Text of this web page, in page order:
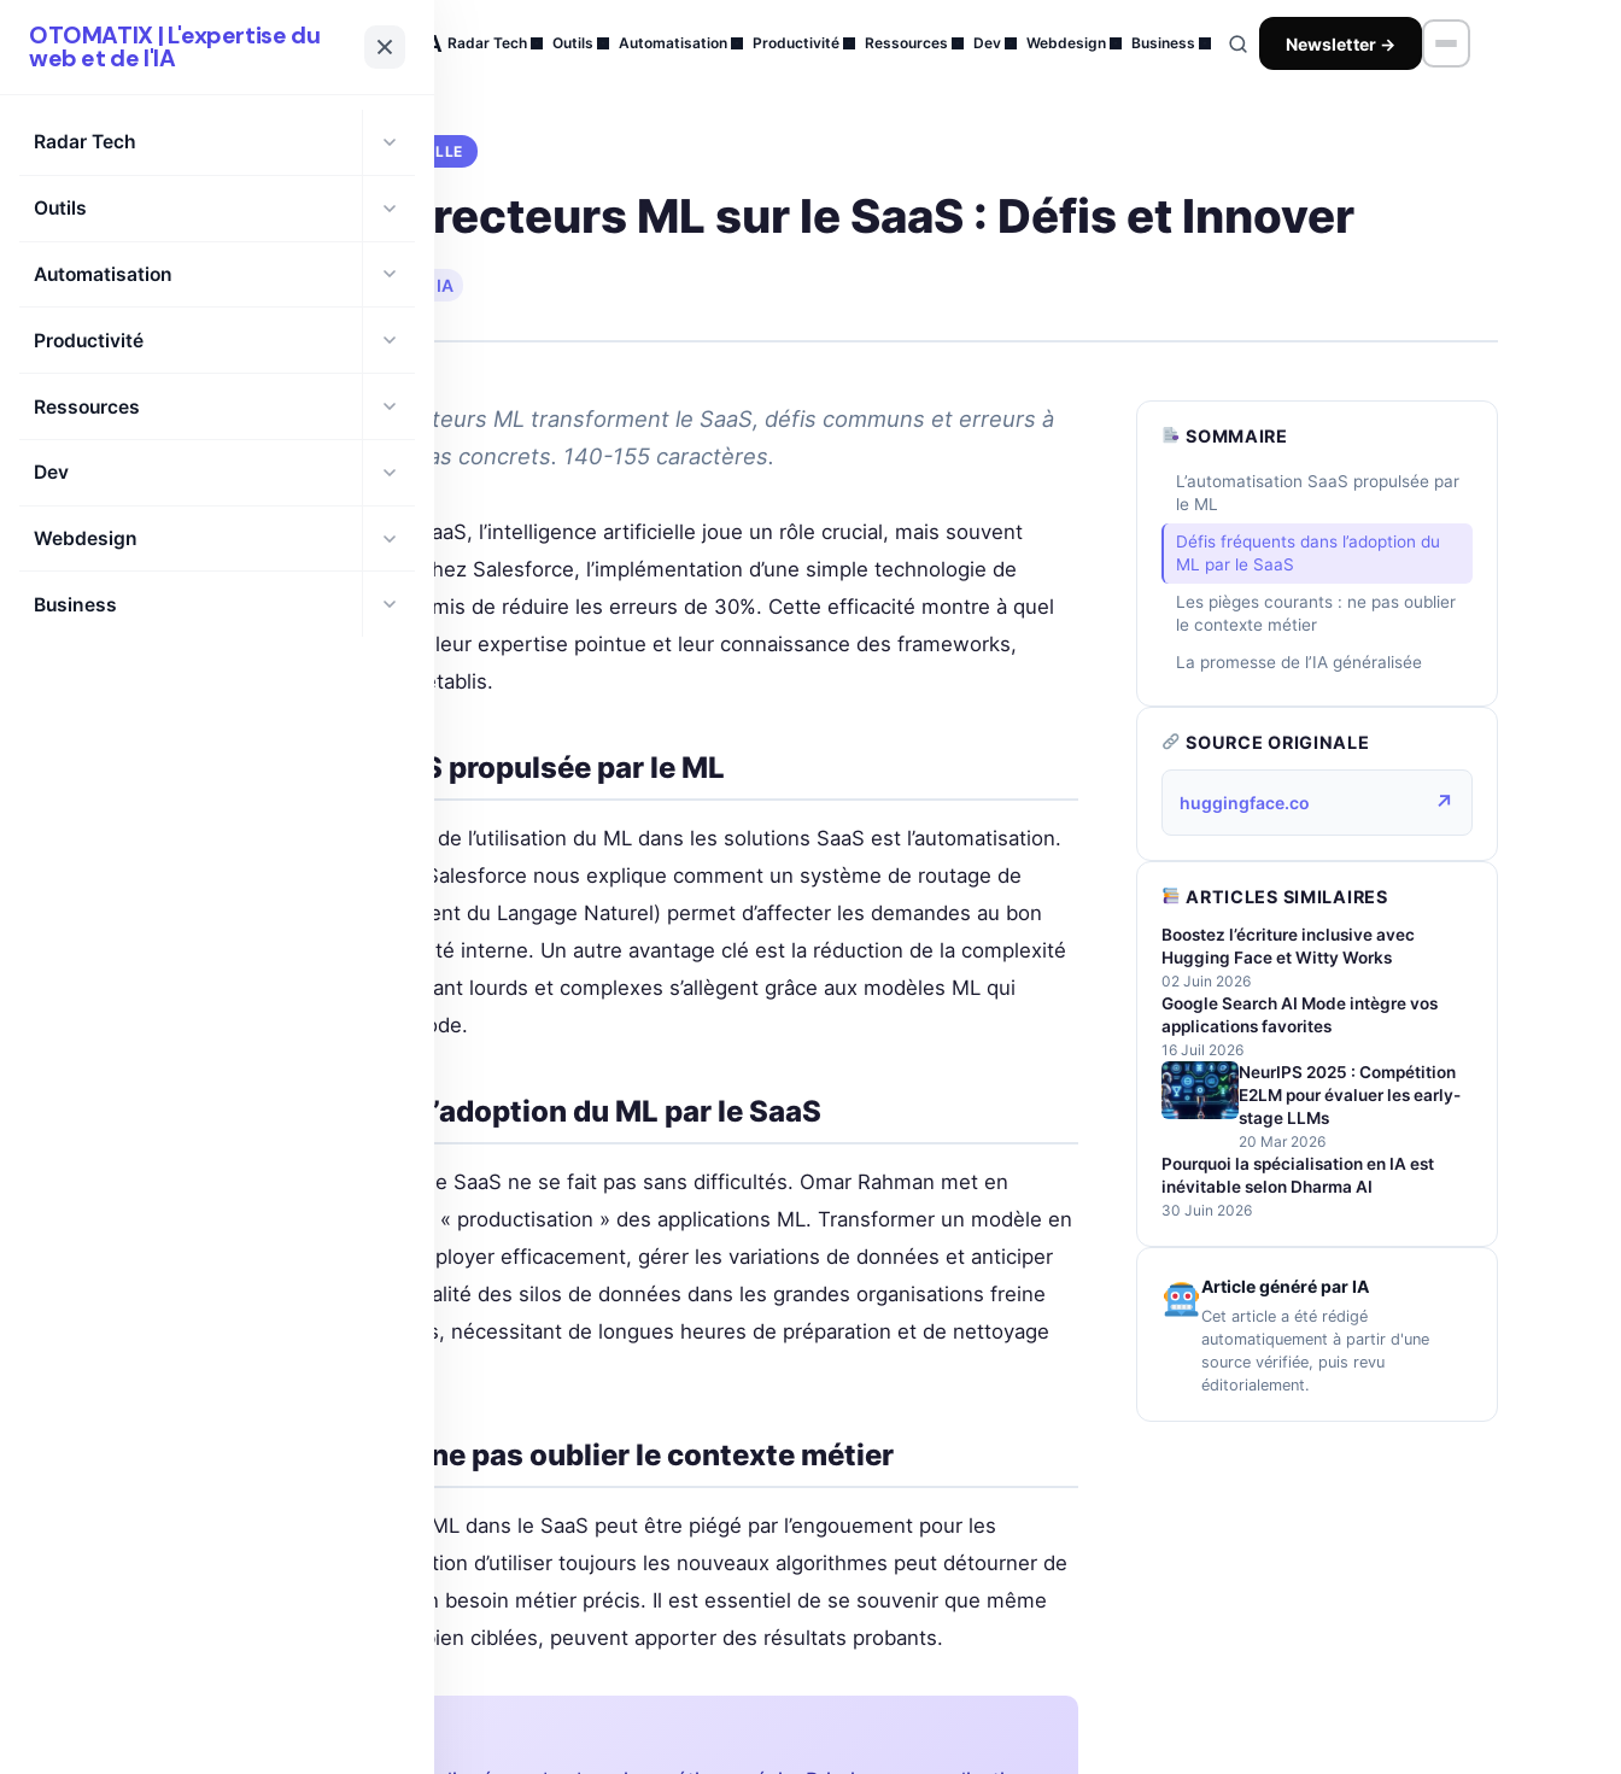
OTOMATIX| L'expertise du web et de l'IA Radar Tech Outils Automatisation Productivité Ressources Dev Webdesign Business Newsletter →
OTOMATIX | L'expertise du
web et de l'IA
Radar Tech
Outils
Automatisation
Productivité
Ressources
Dev
Webdesign
Business
INTELLIGENCE ARTIFICIELLE
Impact des Directeurs ML sur le SaaS : Défis et Innover
🗓 10 Juin 2026 ⏱ 6 min de lecture IA
Explore comment les Directeurs ML transforment le SaaS, défis communs et erreurs à
éviter. Plongée dans des cas concrets. 140-155 caractères.
Dans l’univers effervescent du SaaS, l’intelligence artificielle joue un rôle crucial, mais souvent
discret. On découvre ainsi que chez Salesforce, l’implémentation d’une simple technologie de
transformation phonétique a permis de réduire les erreurs de 30%. Cette efficacité montre à quel
point les directeurs de ML, avec leur expertise pointue et leur connaissance des frameworks,
peuvent bouleverser les codes établis.
L’automatisation SaaS propulsée par le ML
L’un des impacts les plus directs de l’utilisation du ML dans les solutions SaaS est l’automatisation.
Par exemple, Omar Rahman de Salesforce nous explique comment un système de routage de
tickets basé sur le NLP (Traitement du Langage Naturel) permet d’affecter les demandes au bon
service, améliorant ainsi l’efficacité interne. Un autre avantage clé est la réduction de la complexité
du code : des systèmes auparavant lourds et complexes s’allègent grâce aux modèles ML qui
requièrent moins de lignes de code.
Défis fréquents dans l’adoption du ML par le SaaS
Cependant, intégrer le ML dans le SaaS ne se fait pas sans difficultés. Omar Rahman met en
lumière le défi que représente la « productisation » des applications ML. Transformer un modèle en
produit nécessite de savoir le déployer efficacement, gérer les variations de données et anticiper
les besoins futurs. De plus, la réalité des silos de données dans les grandes organisations freine
souvent la fluidité des processus, nécessitant de longues heures de préparation et de nettoyage
Les pièges courants : ne pas oublier le contexte métier
Le développement de solutions ML dans le SaaS peut être piégé par l’engouement pour les
dernières technologies. La tentation d’utiliser toujours les nouveaux algorithmes peut détourner de
l’objectif principal : répondre à un besoin métier précis. Il est essentiel de se souvenir que même
des techniques traditionnelles, bien ciblées, peuvent apporter des résultats probants.
SOMMAIRE
L’automatisation SaaS propulsée par
le ML
Défis fréquents dans l’adoption du
ML par le SaaS
Les pièges courants : ne pas oublier
le contexte métier
La promesse de l’IA généralisée
SOURCE ORIGINALE
huggingface.co ↗
ARTICLES SIMILAIRES
Boostez l’écriture inclusive avec
Hugging Face et Witty Works
02 Juin 2026
Google Search AI Mode intègre vos
applications favorites
16 Juil 2026
NeurIPS 2025 : Compétition
E2LM pour évaluer les early-
stage LLMs
20 Mar 2026
Pourquoi la spécialisation en IA est
inévitable selon Dharma AI
30 Juin 2026
Article généré par IA
Cet article a été rédigé
automatiquement à partir d'une
source vérifiée, puis revu
éditorialement.